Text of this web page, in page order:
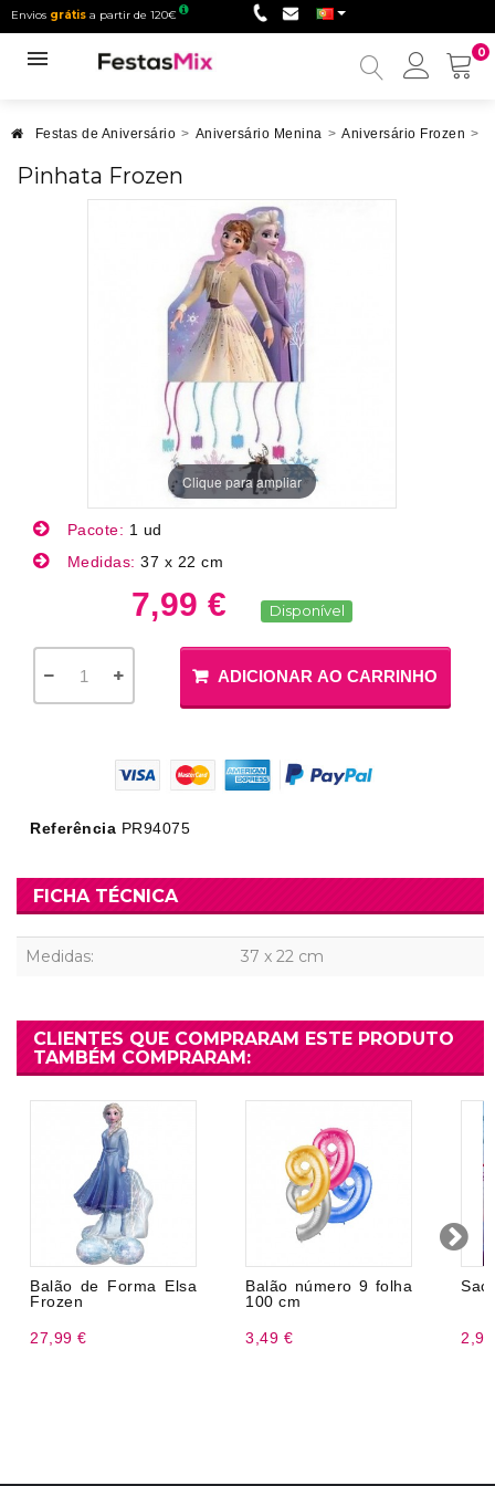
Envios grátis a partir de 120€
0
Minha
Festas de Aniversário > Aniversário Menina > Aniversário Frozen >
Pinhata Frozen
Clique para ampliar
Pacote: 1 ud
Medidas: 37 x 22 cm
7,99 € Disponível
ADICIONAR AO CARRINHO
Referência PR94075
FICHA TÉCNICA
Medidas: 37 x 22 cm
CLIENTES QUE COMPRARAM ESTE PRODUTO
TAMBÉM COMPRARAM:
Balão de Forma Elsa
Frozen
27,99 €
Balão número 9 folha
100 cm
3,49 €